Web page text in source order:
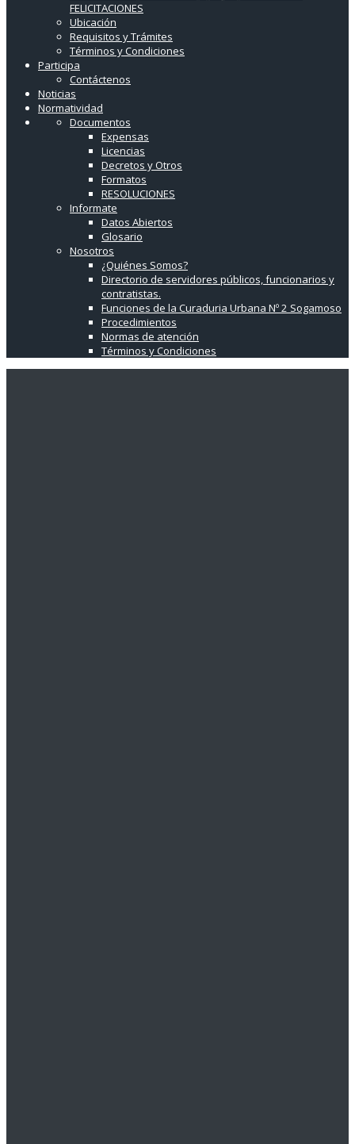
FELICITACIONES
Ubicación
Requisitos y Trámites
Términos y Condiciones
Participa
Contáctenos
Noticias
Normatividad
Documentos
Expensas
Licencias
Decretos y Otros
Formatos
RESOLUCIONES
Informate
Datos Abiertos
Glosario
Nosotros
¿Quiénes Somos?
Directorio de servidores públicos, funcionarios y
contratistas.
Funciones de la Curaduria Urbana Nº 2 Sogamoso
Procedimientos
Normas de atención
Términos y Condiciones